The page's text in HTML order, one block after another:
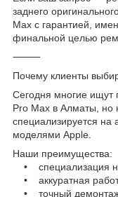
заднего
Max с гарантией,
финальной целью
⸻
Почему клиенты
Сегодня многие ищут
Pro Max в Алматы, но
специализируется на
моделями Apple.
Наши преимущества:
• специализация
• аккуратная
• точный демонтаж